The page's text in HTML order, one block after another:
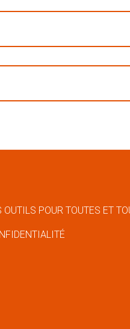
OUTILS POUR TOUTES ET